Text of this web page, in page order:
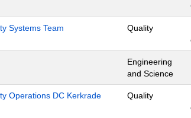
Systems Team Quality
Engineering
and Science
Operations DC Kerkrade Quality